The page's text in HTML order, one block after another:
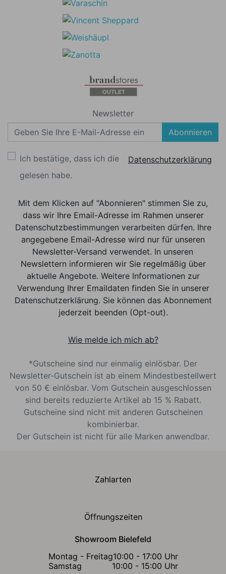
Newsletter
Abonnieren
Ich bestätige, dass ich die
Datenschutzerklärung
gelesen habe.
Mit dem Klicken auf "Abonnieren" stimmen Sie zu,
dass wir Ihre Email-Adresse im Rahmen unserer
Datenschutzbestimmungen verarbeiten dürfen. Ihre
angegebene Email-Adresse wird nur für unseren
Newsletter-Versand verwendet. In unseren
Newslettern informieren wir Sie regelmäßig über
aktuelle Angebote. Weitere Informationen zur
Verwendung Ihrer Emaildaten finden Sie in unserer
Datenschutzerklärung. Sie können das Abonnement
jederzeit beenden (Opt-out).
Wie melde ich mich ab?
*Gutscheine sind nur einmalig einlösbar. Der
Newsletter-Gutschein ist ab einem Mindestbestellwert
von 50 € einlösbar. Vom Gutschein ausgeschlossen
sind bereits reduzierte Artikel ab 15 % Rabatt.
Gutscheine sind nicht mit anderen Gutscheinen
kombinierbar.
Der Gutschein ist nicht für alle Marken anwendbar.
Zahlarten
Öffnungszeiten
Showroom Bielefeld
Montag - Freitag10:00 - 17:00 Uhr
Samstag
10:00 - 15:00 Uhr